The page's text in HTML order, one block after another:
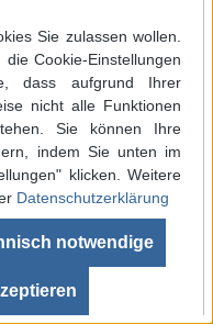
Ø 1,6mm
)
Tool, i-Tool-
NANO, i-CON-
C, i-CON2, i-
Sie zulassen wollen.
die Cookie-Einstellungen
dass aufgrund Ihrer
nicht alle Funktionen
Sie können Ihre
indem Sie unten im
klicken. Weitere
Datenschutzerklärung
notwendige
ⓘ